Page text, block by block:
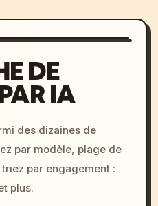
DE
IA
des dizaines de
par modèle, plage de
par engagement :
plus.